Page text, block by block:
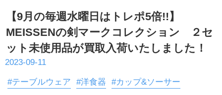
【9月の毎週水曜日はトレポ5倍!!】
MEISSENの剣マークコレクション ２セ
ット未使用品が買取入荷いたしました！
2023-09-11
#テーブルウェア #洋食器
#カップ&ソーサー